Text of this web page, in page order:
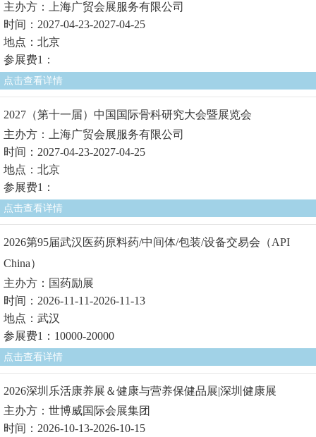
主办方：上海广贸会展服务有限公司
时间：2027-04-23-2027-04-25
地点：北京
参展费1：
点击查看详情
2027（第十一届）中国国际骨科研究大会暨展览会
主办方：上海广贸会展服务有限公司
时间：2027-04-23-2027-04-25
地点：北京
参展费1：
点击查看详情
2026第95届武汉医药原料药/中间体/包装/设备交易会（API
China）
主办方：国药励展
时间：2026-11-11-2026-11-13
地点：武汉
参展费1：10000-20000
点击查看详情
2026深圳乐活康养展＆健康与营养保健品展|深圳健康展
主办方：世博威国际会展集团
时间：2026-10-13-2026-10-15